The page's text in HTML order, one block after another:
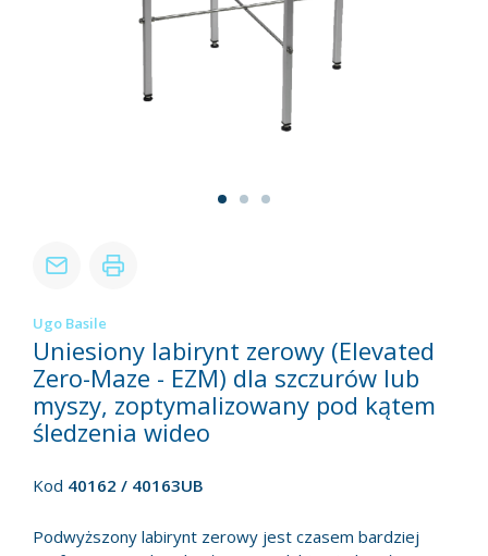
Ugo Basile
Uniesiony labirynt zerowy (Elevated
Zero-Maze - EZM) dla szczurów lub
myszy, zoptymalizowany pod kątem
śledzenia wideo
Kod 40162 / 40163UB
Podwyższony labirynt zerowy jest czasem bardziej